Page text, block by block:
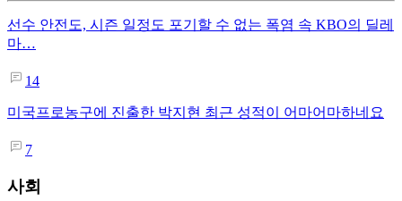
선수 안전도, 시즌 일정도 포기할 수 없는 폭염 속 KBO의 딜레
마…
14
미국프로농구에 진출한 박지현 최근 성적이 어마어마하네요
7
사회